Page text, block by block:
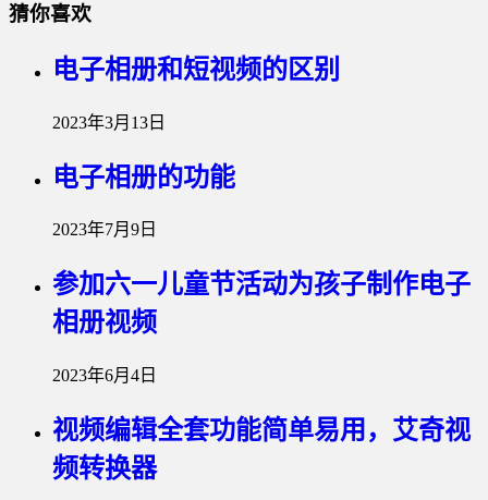
猜你喜欢
电子相册和短视频的区别
2023年3月13日
电子相册的功能
2023年7月9日
参加六一儿童节活动为孩子制作电子
相册视频
2023年6月4日
视频编辑全套功能简单易用，艾奇视
频转换器